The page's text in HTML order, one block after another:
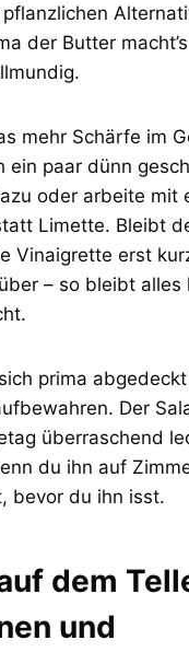
der Butter
mehr Schärfe im
ein paar dünn
oder arbeite mit
Limette. Bleibt
Vinaigrette erst
– so bleibt alles
prima
Der
überraschend
du ihn auf
bevor du ihn isst.
dem
und